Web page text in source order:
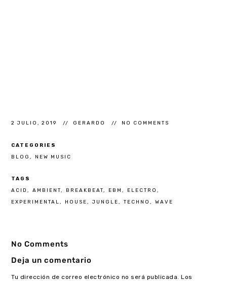
2 JULIO, 2019 GERARDO NO COMMENTS
CATEGORIES
BLOG NEW MUSIC
TAGS
ACID AMBIENT BREAKBEAT EBM ELECTRO
EXPERIMENTAL HOUSE JUNGLE TECHNO WAVE
No Comments
Deja un comentario
Tu dirección de correo electrónico no será publicada. Los